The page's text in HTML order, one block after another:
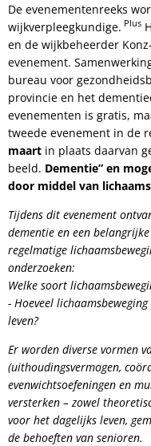
De evenementenreeks
wijkverpleegkundige. Plus
en de wijkbeheerder
evenement.
bureau voor
provincie en het
evenementen is gratis,
tweede evenement in de
maart in plaats daarvan
beeld. Dementie” en
door middel van
Tijdens dit evenement
dementie en een
regelmatige
onderzoeken:
Welke soort
- Hoeveel
leven?
Er worden diverse vormen
(uithoudingsvermogen,
evenwichtsoefeningen en
versterken – zowel
voor het dagelijks leven,
de behoeften van senioren.